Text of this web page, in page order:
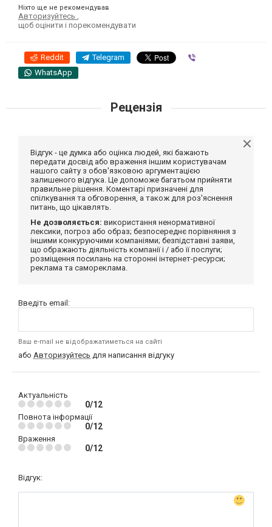
Ніхто ще не рекомендував
Авторизуйтесь
щоб оцінити і порекомендувати
Reddit Telegram
WhatsApp
Рецензія
Відгук - це думка або оцінка людей, які бажають
передати досвід або враження іншим користувачам
нашого сайту з обов'язковою аргументацією
залишеного відгука. Це допоможе багатьом прийняти
правильне рішення. Коментарі призначені для
спілкування та обговорення, а також для роз'яснення
питань, що цікавлять.
Не дозволяється: використання ненормативної
лексики, погроз або образ; безпосереднє порівняння з
іншими конкуруючими компаніями; безпідставні заяви,
що ображають діяльність компанії і / або її послуги;
розміщення посилань на сторонні інтернет-ресурси;
реклама та самореклама.
Введіть email:
Ваш e-mail не відображатиметься на сайті
або Авторизуйтесь для написання відгуку
Актуальність
0/12
Повнота інформації
0/12
Враження
0/12
Відгук: